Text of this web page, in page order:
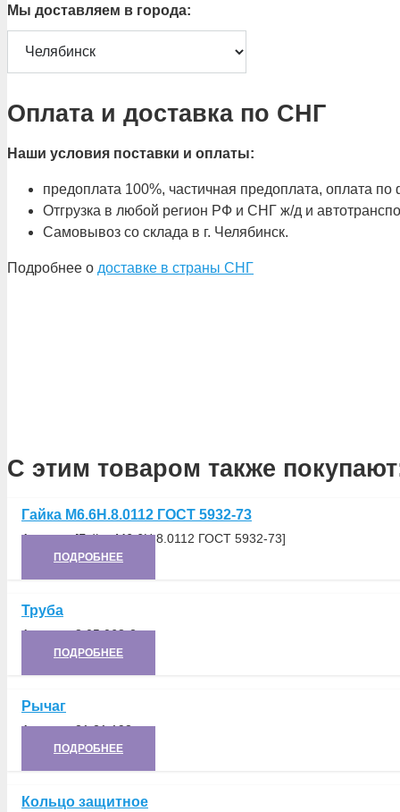
Мы доставляем в города:
Оплата и доставка по СНГ
Наши условия поставки и оплаты:
предоплата 100%, частичная предоплата, оплата
Отгрузка в любой регион РФ и СНГ ж/д и
Самовывоз со склада в г. Челябинск.
Подробнее о доставке в страны СНГ
С этим товаром также
Гайка М6.6Н.8.0112 ГОСТ 5932-73
Артикул:[Гайка М6.6Н.8.0112 ГОСТ 5932-73]
ПОДРОБНЕЕ
Труба
Артикул:8.05.068-2
ПОДРОБНЕЕ
Рычаг
Артикул:21.21.193
ПОДРОБНЕЕ
Кольцо защитное